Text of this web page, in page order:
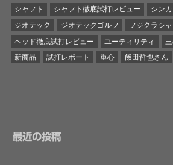
シャフト
シャフト徹底試打レビュー
シン
ジオテック
ジオテックゴルフ フジクラシャ
ヘッド徹底試打レビュー
ユーティリティ
新商品
試打レポート 重心 飯田哲也さん
最近の投稿